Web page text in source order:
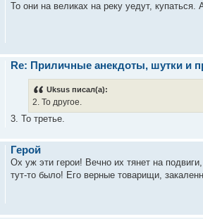
То они на великах на реку уедут,
Re: Приличные анекдоты, шутки и
Uksus писал(а):
2. То другое.
3. То третье.
Герой
Ох уж эти герои! Вечно их тянет на
тут-то было! Его верные товарищи,